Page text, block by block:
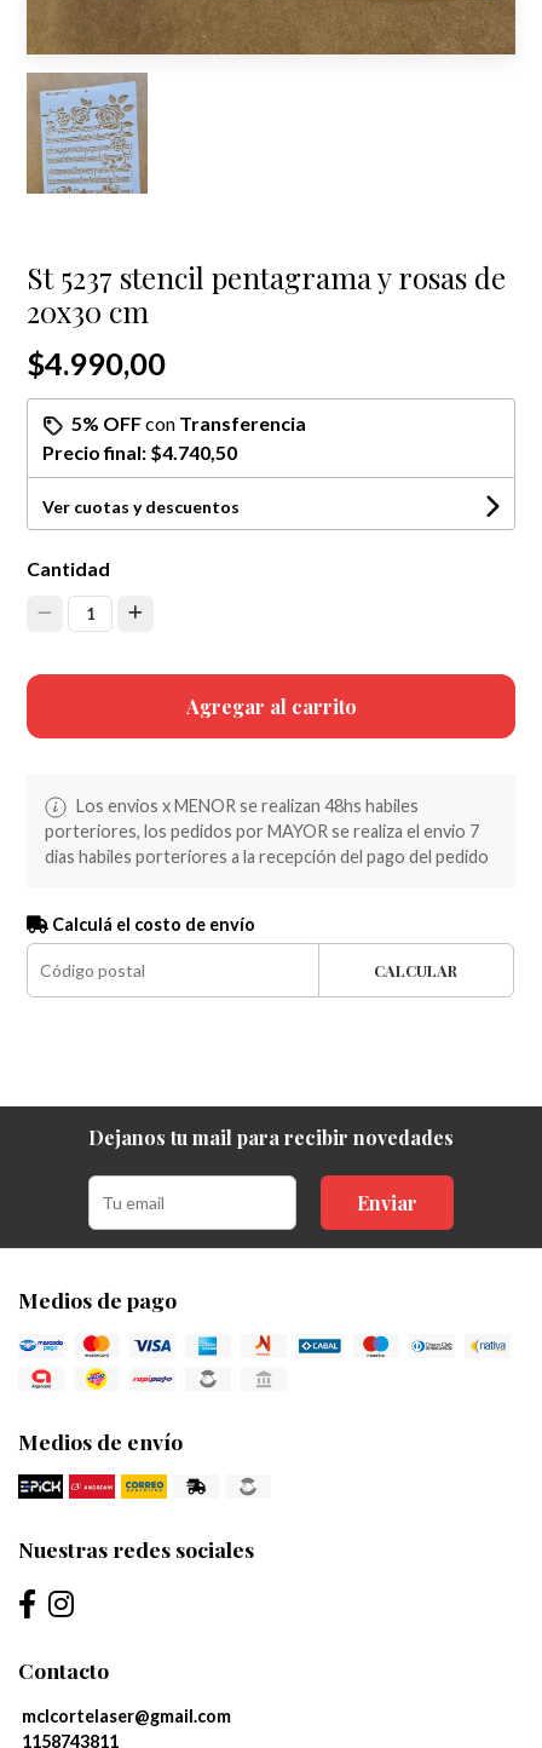
St 5237 stencil pentagrama y rosas de
20x30 cm
$4.990,00
5% OFFcon Transferencia
Precio final: $4.740,50
Ver cuotas y descuentos
Cantidad
1
Agregar al carrito
Los envios x MENOR se realizan 48hs habiles
porteriores, los pedidos por MAYOR se realiza el envio 7
dias habiles porteriores a la recepción del pago del pedido
Calculá el costo de envío
CALCULAR
Dejanos tu mail para recibir novedades
Enviar
Medios de pago
Medios de envío
Nuestras redes sociales
Contacto
mclcortelaser@gmail.com
1158743811